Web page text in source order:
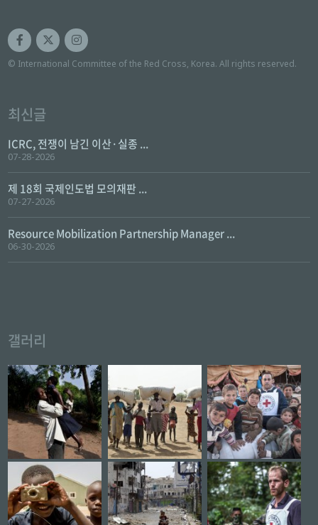
© International Committee of the Red Cross, Korea. All rights reserved.
최신글
ICRC, 전쟁이 남긴 이산·실종 ...
07-28-2026
제 18회 국제인도법 모의재판 ...
07-27-2026
Resource Mobilization Partnership Manager ...
06-30-2026
갤러리